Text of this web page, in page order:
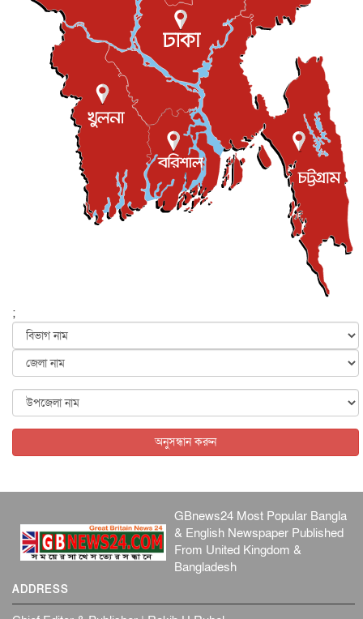
রিয়ালকে ‘না’ বলা রদ্রির জন্য বার্সার কাছে কত চাইল ম্যানসিটি
খেলাধুলা
শিল্পকলায় চলচ্চিত্র উৎসব, বিনা মূল্যে দেখা যাবে ৬ সিনেমা
বিনোদন ৮ আগস্ট, ২০২৬
ইস্ট লন্ডন মসজিদের জুমার খুতবা : “কুরআন হোক জীবন দেখার
লেন্স...
ইসলাম ও জীবন ৭ আগস্ট, ২০২৬
সিলেটের কন্যা মোহিনী রশিদ এনওয়াইপিডির উচ্চপদস্থ কর্মকর্তা
দেশজুড়ে ৬ আগস্ট, ২০২৬
আজ থেকে সবার জন্য উন্মুক্ত জুলাই স্মৃতি জাদুঘর
৬ আগস্ট, ২০২৬
৬ আগস্ট, ২০২৬
জুলাইয়ের কৃতিত্ব নেওয়ার জন্য সবাই প্রতিযোগিতায় নেমেছে :
৬ আগস্ট, ২০২৬
৬ আগস্ট, ২০২৬
;
অনুসন্ধান করুন
GBnews24 Most Popular Bangla
& English Newspaper Published
From United Kingdom &
Bangladesh
ADDRESS